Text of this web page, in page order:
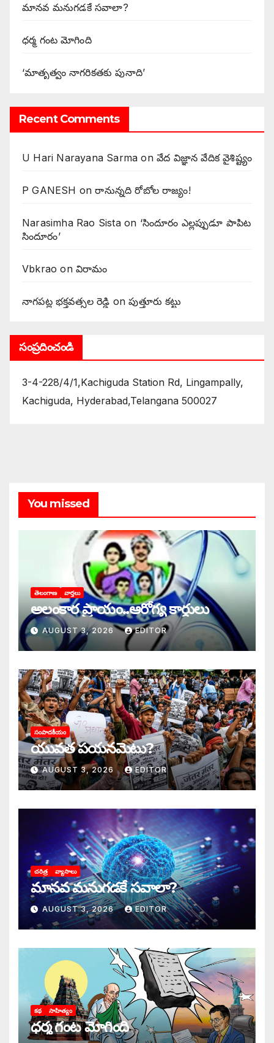
మానవ మనుగడకే సవాలా?
ధర్మ గంట మోగింది
‘మాతృత్వం నాగరికతకు పునాది’
Recent Comments
U Hari Narayana Sarma onవేద విజ్ఞాన వేదిక వైశిష్ట్యం
P GANESH on‌రానున్నది రోబోల రాజ్యం!
Narasimha Rao Sistaon ‘సిందూరం ఎల్లప్పుడూ పాపిట
సిందూరం’
Vbkrao onవిరామం
నాగపట్ల భక్తవత్సల రెడ్డి onపుత్తూరు కట్టు
సంప్రదించండి
3-4-228/4/1,Kachiguda Station Rd, Lingampally,
Kachiguda, Hyderabad,Telangana 500027
You missed
తెలంగాణ వార్తలు
అలంకార ప్రాయం..ఆరోగ్య కార్డులు
AUGUST 3, 2026 EDITOR
సంపాదకీయం
యువత పయనమెటు?
AUGUST 3, 2026 EDITOR
చరిత్ర వ్యాసాలు
మానవ మనుగడకే సవాలా?
AUGUST 3, 2026 EDITOR
కథ సాహిత్యం
ధర్మ గంట మోగింది